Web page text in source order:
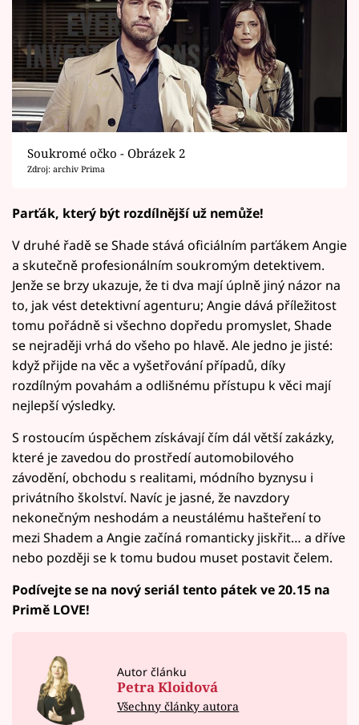
Soukromé očko - Obrázek 2
Zdroj: archiv Prima
Parťák, který být rozdílnější už nemůže!
V druhé řadě se Shade stává oficiálním parťákem Angie
a skutečně profesionálním soukromým detektivem.
Jenže se brzy ukazuje, že ti dva mají úplně jiný názor na
to, jak vést detektivní agenturu; Angie dává příležitost
tomu pořádně si všechno dopředu promyslet, Shade
se nejraději vrhá do všeho po hlavě. Ale jedno je jisté:
když přijde na věc a vyšetřování případů, díky
rozdílným povahám a odlišnému přístupu k věci mají
nejlepší výsledky.
S rostoucím úspěchem získávají čím dál větší zakázky,
které je zavedou do prostředí automobilového
závodění, obchodu s realitami, módního byznysu i
privátního školství. Navíc je jasné, že navzdory
nekonečným neshodám a neustálému hašteření to
mezi Shadem a Angie začíná romanticky jiskřit… a dříve
nebo později se k tomu budou muset postavit čelem.
Podívejte se na nový seriál tento pátek ve 20.15 na
Primě LOVE!
Autor článku
Petra Kloidová
Všechny články autora